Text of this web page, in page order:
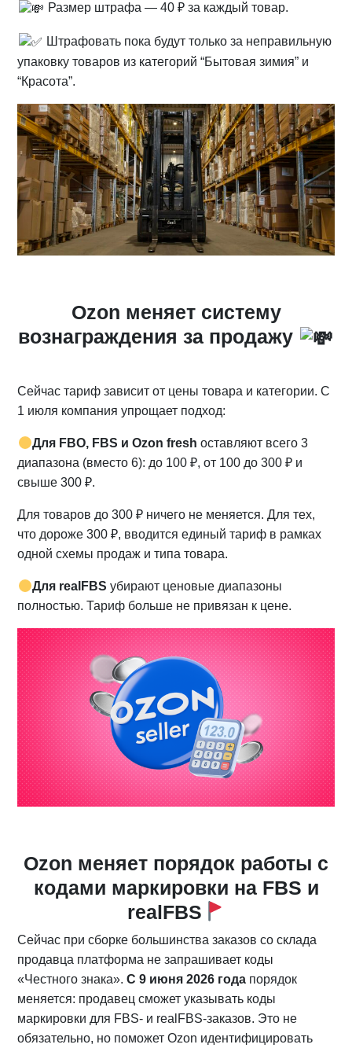
Размер штрафа — 40 ₽ за каждый товар.
Штрафовать пока будут только за неправильную
упаковку товаров из категорий “Бытовая зимия” и
“Красота”.
Ozon меняет систему
вознаграждения за продажу
Сейчас тариф зависит от цены товара и категории. С
1 июля компания упрощает подход:
Для FBO, FBS и Ozon fresh оставляют всего 3
диапазона (вместо 6): до 100 ₽, от 100 до 300 ₽ и
свыше 300 ₽.
Для товаров до 300 ₽ ничего не меняется. Для тех,
что дороже 300 ₽, вводится единый тариф в рамках
одной схемы продаж и типа товара.
Для realFBS убирают ценовые диапазоны
полностью. Тариф больше не привязан к цене.
Ozon меняет порядок работы с
кодами маркировки на FBS и
realFBS
Сейчас при сборке большинства заказов со склада
продавца платформа не запрашивает коды
«Честного знака».С 9 июня 2026 года порядок
меняется: продавец сможет указывать коды
маркировки для FBS- и realFBS-заказов. Это не
обязательно, но поможет Ozon идентифицировать